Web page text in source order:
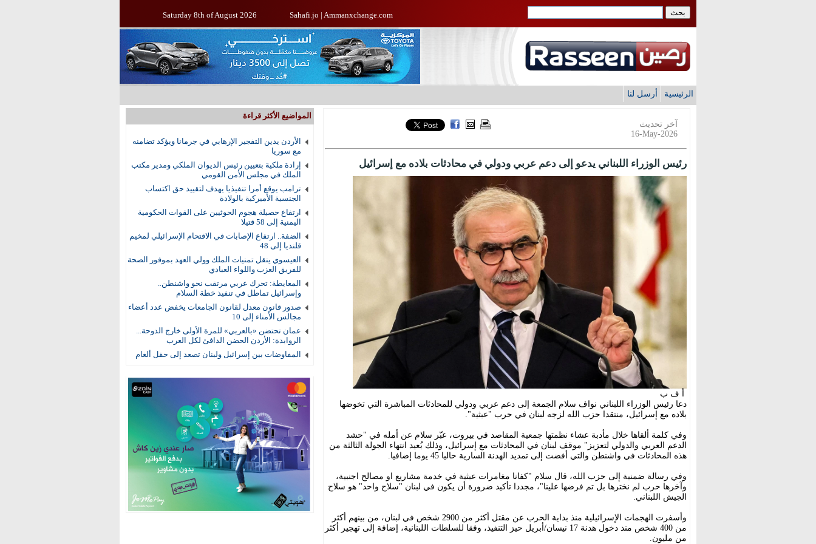
Saturday 8th of August 2026 Sahafi.jo | Ammanxchange.com
الرئيسية أرسل لنا
المواضيع الأكثر قراءة
الأردن يدين التفجير الإرهابي في جرمانا ويؤكد تضامنه
مع سوريا
إرادة ملكية بتعيين رئيس الديوان الملكي ومدير مكتب
الملك في مجلس الأمن القومي
ترامب يوقع أمرا تنفيذيا يهدف لتقييد حق اكتساب
الجنسية الأميركية بالولادة
ارتفاع حصيلة هجوم الحوثيين على القوات الحكومية
اليمنية إلى 58 قتيلا
الضفة.. ارتفاع الإصابات في الاقتحام الإسرائيلي لمخيم
قلنديا إلى 48
العيسوي ينقل تمنيات الملك وولي العهد بموفور الصحة
للفريق العزب واللواء العبادي
المعايطة: تحرك عربي مرتقب نحو واشنطن..
وإسرائيل تماطل في تنفيذ خطة السلام
صدور قانون معدل لقانون الجامعات يخفض عدد أعضاء
مجالس الأمناء إلى 10
عمان تحتضن «بالعربي» للمرة الأولى خارج الدوحة...
الروابدة: الأردن الحضن الدافئ لكل العرب
المفاوضات بين إسرائيل ولبنان تصعد إلى حقل ألغام
آخر تحديث
16-May-2026
رئيس الوزراء اللبناني يدعو إلى دعم عربي ودولي في محادثات بلاده مع إسرائيل
أ ف ب
دعا رئيس الوزراء اللبناني نواف سلام الجمعة إلى دعم عربي ودولي للمحادثات المباشرة التي تخوضها
بلاده مع إسرائيل، منتقدا حزب الله لزجه لبنان في حرب "عبثية".
وفي كلمة ألقاها خلال مأدبة عشاء نظمتها جمعية المقاصد في بيروت، عبّر سلام عن أمله في "حشد
الدعم العربي والدولي لتعزيز" موقف لبنان في المحادثات مع إسرائيل، وذلك بُعيد انتهاء الجولة الثالثة من
هذه المحادثات في واشنطن والتي أفضت إلى تمديد الهدنة السارية حاليا 45 يوما إضافيا.
وفي رسالة ضمنية إلى حزب الله، قال سلام "كفانا مغامرات عبثية في خدمة مشاريع او مصالح اجنبية،
وآخرها حرب لم نخترها بل تم فرضها علينا"، مجددا تأكيد ضرورة أن يكون في لبنان "سلاح واحد" هو سلاح
الجيش اللبناني.
وأسفرت الهجمات الإسرائيلية منذ بداية الحرب عن مقتل أكثر من 2900 شخص في لبنان، من بينهم أكثر
من 400 شخص منذ دخول هدنة 17 نيسان/أبريل حيز التنفيذ، وفقا للسلطات اللبنانية، إضافة إلى تهجير أكثر
من مليون.